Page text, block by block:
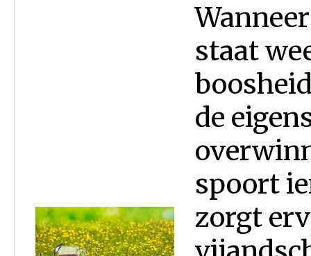
staat
de
spoort
zorgt